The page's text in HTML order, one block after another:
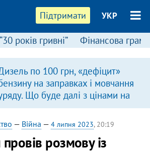
Підтримати УКР
“30 років гривні” Фінансова
по 100 грн, «дефіцит»
на заправках і мовчання
Що буде далі з цінами на
— Війна — 4 липня 2023, 20:19
розмову із